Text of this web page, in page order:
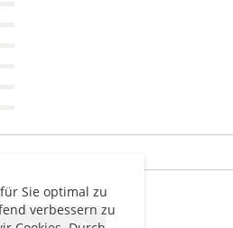
Sie optimal zu
verbessern zu
> >>